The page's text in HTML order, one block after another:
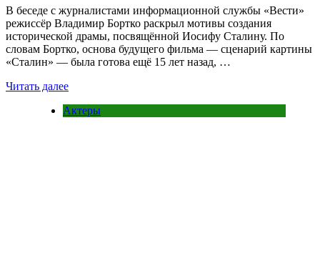
В беседе с журналистами информационной службы «Вести»
режиссёр Владимир Бортко раскрыл мотивы создания
исторической драмы, посвящённой Иосифу Сталину. По
словам Бортко, основа будущего фильма — сценарий картины
«Сталин» — была готова ещё 15 лет назад, …
Читать далее
Актеры